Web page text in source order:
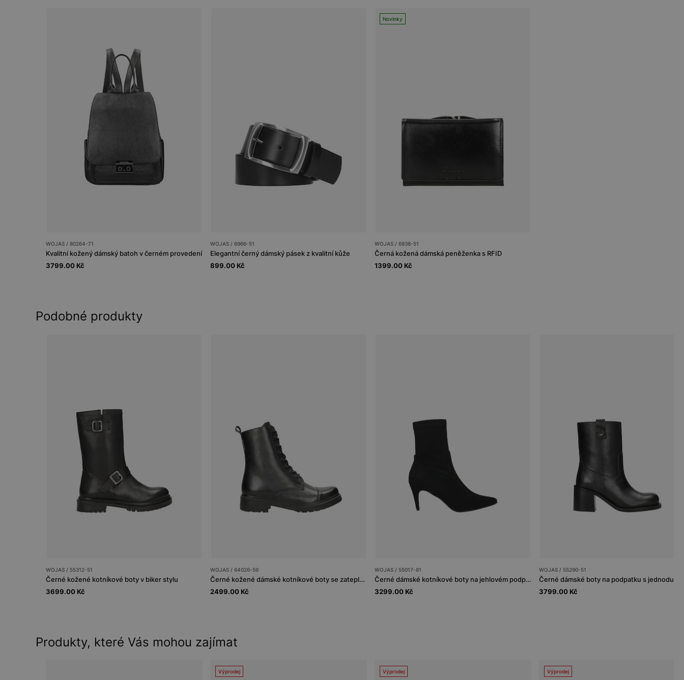
WOJAS / 80264-71
Kvalitní kožený dámský batoh v černém provedení
3799.00 Kč
WOJAS / 6966-51
Elegantní černý dámský pásek z kvalitní kůže
899.00 Kč
Novinky
WOJAS / 6938-51
Černá kožená dámská peněženka s RFID
1399.00 Kč
Podobné produkty
WOJAS / 55312-51
Černé kožené kotníkové boty v biker stylu
3699.00 Kč
WOJAS / 64026-59
Černé kožené dámské kotníkové boty se zateplením
2499.00 Kč
WOJAS / 55017-81
Černé dámské kotníkové boty na jehlovém podpatku s vysokým svrškem
3299.00 Kč
WOJAS / 55290-51
3799.00 Kč
Produkty, které Vás mohou zajímat
Výprodej Výprodej Výprodej